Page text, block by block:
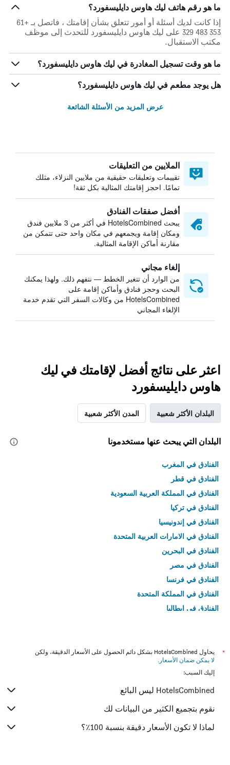
ما هو رقم هاتف ليك هاوس دايليسفورد؟
إذا كانت لديك أسئلة أو أمور تتعلق بشأن إقامتك ، فاتصل بـ +61
353 483 329 على ليك هاوس دايليسفورد للتحدث إلى موظف
مكتب الاستقبال.
ما هو وقت تسجيل المغادرة في ليك هاوس دايليسفورد؟
هل يوجد مطعم في ليك هاوس دايليسفورد؟
عرض المزيد من الأسئلة الشائعة
الملايين من التعليقات
تقييمات وتعليقات حقيقية من ملايين النزلاء، مثلك
تمامًا. احجز إقامتك المثالية بكل ثقة!
أفضل صفقات الفنادق
يبحث HotelsCombined في أكثر من 3 ملايين فندق
ومكان إقامة ويجمعهم في مكان واحد حتى تتمكن من
مقارنة أماكن الإقامة المثالية.
إلغاء مجاني
من الوارد أن تتغير الخطط — نتفهم ذلك. ولهذا يمكنك
البحث وحجز فنادق وأماكن إقامة على
HotelsCombined من وكالات السفر التي تقدم خدمة
الإلغاء المجاني
اعثر على نتائج أفضل لإقامتك في ليك
هاوس دايليسفورد
البلدان الأكثر شعبية المدن الأكثر شعبية
البلدان التي يبحث عنها مستخدمونا
الفنادق في المغرب
الفنادق في قطر
الفنادق في المملكة العربية السعودية
الفنادق في تركيا
الفنادق في إندونيسيا
الفنادق في الامارات العربية المتحدة
الفنادق في البحرين
الفنادق في مصر
الفنادق في فرنسا
الفنادق في المملكة المتحدة
الفنادق في إيطاليا
*
يحاول HotelsCombined بشكل دائم الحصول على الأسعار الدقيقة، ولكن
لا يمكن ضمان الأسعار .
إليك السبب:
HotelsCombined ليس البائع
نقوم بتجميع الكثير من البيانات لك
لماذا لا تكون الأسعار دقيقة بنسبة 100٪؟